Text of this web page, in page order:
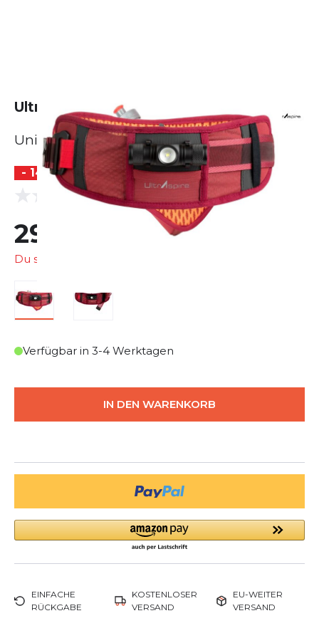
Ultraspire Lumen Ally
Unisex
- 14 %
0.0
(0 Bewertungen)
29,99 € 34,95 €
Du sparst
Verfügbar in 3-4 Werktagen
IN DEN WARENKORB
EINFACHE
RÜCKGABE
KOSTENLOSER
VERSAND
EU-WEITER
VERSAND